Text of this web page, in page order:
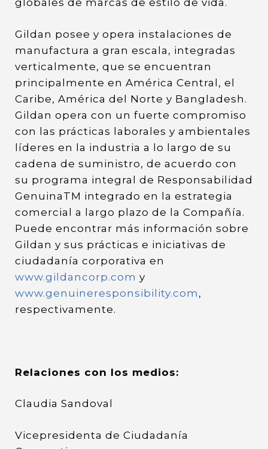
globales de marcas de estilo de vida.
Gildan posee y opera instalaciones de
manufactura a gran escala, integradas
verticalmente, que se encuentran
principalmente en América Central, el
Caribe, América del Norte y Bangladesh.
Gildan opera con un fuerte compromiso
con las prácticas laborales y ambientales
líderes en la industria a lo largo de su
cadena de suministro, de acuerdo con
su programa integral de Responsabilidad
GenuinaTM integrado en la estrategia
comercial a largo plazo de la Compañía.
Puede encontrar más información sobre
Gildan y sus prácticas e iniciativas de
ciudadanía corporativa en
www.gildancorp.com y
www.genuineresponsibility.com ,
respectivamente.
Relaciones con los medios:
Claudia Sandoval
Vicepresidenta de Ciudadanía